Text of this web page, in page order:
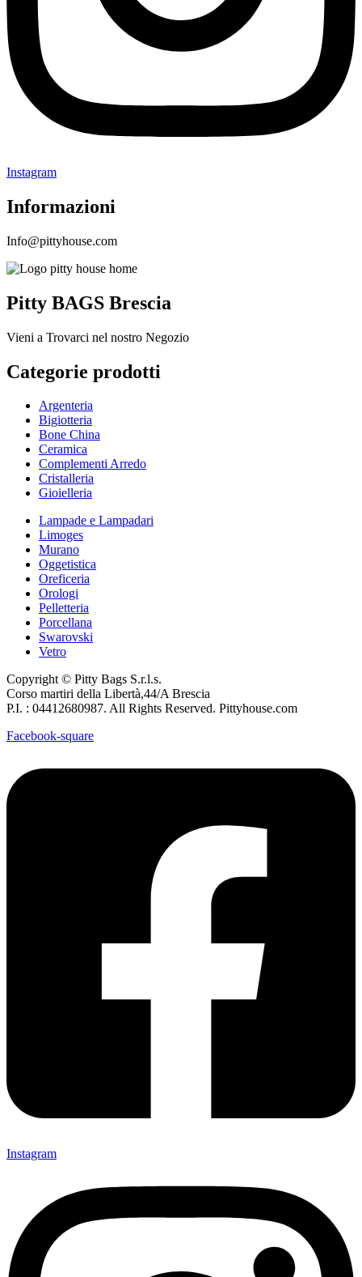
Instagram
Informazioni
Info@pittyhouse.com
Pitty BAGS Brescia
Vieni a Trovarci nel nostro Negozio
Categorie prodotti
Argenteria
Bigiotteria
Bone China
Ceramica
Complementi Arredo
Cristalleria
Gioielleria
Lampade e Lampadari
Limoges
Murano
Oggetistica
Oreficeria
Orologi
Pelletteria
Porcellana
Swarovski
Vetro
Copyright © Pitty Bags S.r.l.s.
Corso martiri della Libertà,44/A Brescia
P.I. : 04412680987. All Rights Reserved. Pittyhouse.com
Facebook-square
Instagram